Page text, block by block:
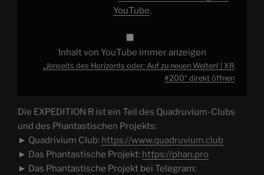
YouTube.
Inhalt von YouTube immer anzeigen
„Jenseits des Horizonts oder: Auf zu neuen Welten! | XR
#200“ direkt öffnen
Die EXPEDITION R ist ein Teil des Quadruvium-Clubs
und des Phantastischen Projekts:
► Quadrivium Club: https://www.quadruvium.club
► Das Phantastische Projekt: https://phan.pro
► Das Phantastische Projekt bei Telegram: